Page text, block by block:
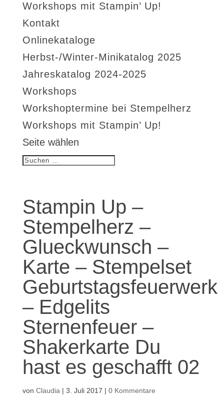
Workshops mit Stampin’ Up!
Kontakt
Onlinekataloge
Herbst-/Winter-Minikatalog 2025
Jahreskatalog 2024-2025
Workshops
Workshoptermine bei Stempelherz
Workshops mit Stampin’ Up!
Seite wählen
Stampin Up –
Stempelherz –
Glueckwunsch –
Karte – Stempelset
Geburtstagsfeuerwerk
– Edgelits
Sternenfeuer –
Shakerkarte Du
hast es geschafft 02
von Claudia | 3. Juli 2017 | 0 Kommentare